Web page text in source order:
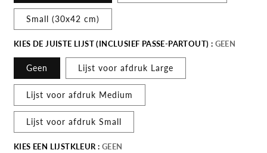
Small (30x42 cm)
KIES DE JUISTE LIJST (INCLUSIEF PASSE-PARTOUT) : GEEN
Geen Lijst voor afdruk Large
Lijst voor afdruk Medium
Lijst voor afdruk Small
KIES EEN LIJSTKLEUR : GEEN